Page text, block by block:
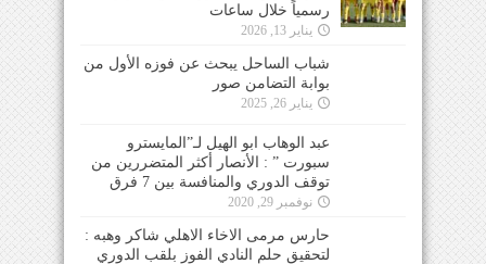
رسمياً خلال ساعات
يناير 13, 2026
شباب الساحل يبحث عن فوزه الأول من
بوابة التضامن صور
يناير 26, 2025
عبد الوهاب ابو الهيل لـ”المايسترو
سبورت ” : الأنصار أكثر المتضررين من
توقف الدوري والمنافسة بين 7 فرق
نوفمبر 29, 2020
حارس مرمى الاخاء الاهلي شاكر وهبه :
لتحقيق حلم النادي الفوز بلقب الدوري